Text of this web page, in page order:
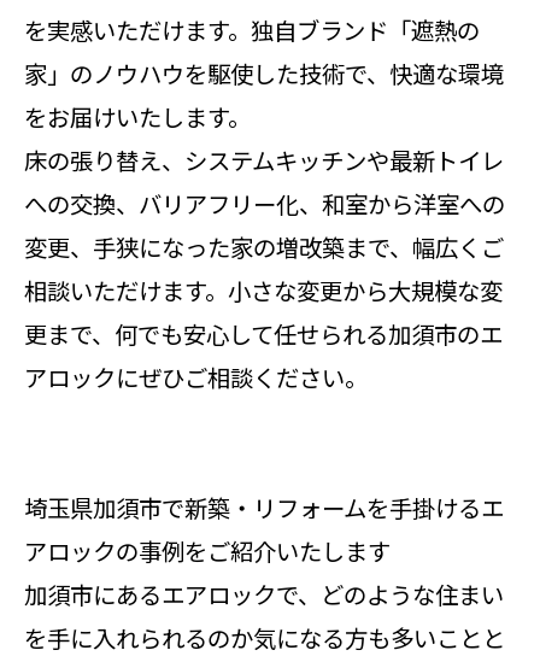
を実感いただけます。独自ブランド「遮熱の
家」のノウハウを駆使した技術で、快適な環境
をお届けいたします。
床の張り替え、システムキッチンや最新トイレ
への交換、バリアフリー化、和室から洋室への
変更、手狭になった家の増改築まで、幅広くご
相談いただけます。小さな変更から大規模な変
更まで、何でも安心して任せられる加須市のエ
アロックにぜひご相談ください。
埼玉県加須市で新築・リフォームを手掛けるエ
アロックの事例をご紹介いたします
加須市にあるエアロックで、どのような住まい
を手に入れられるのか気になる方も多いことと